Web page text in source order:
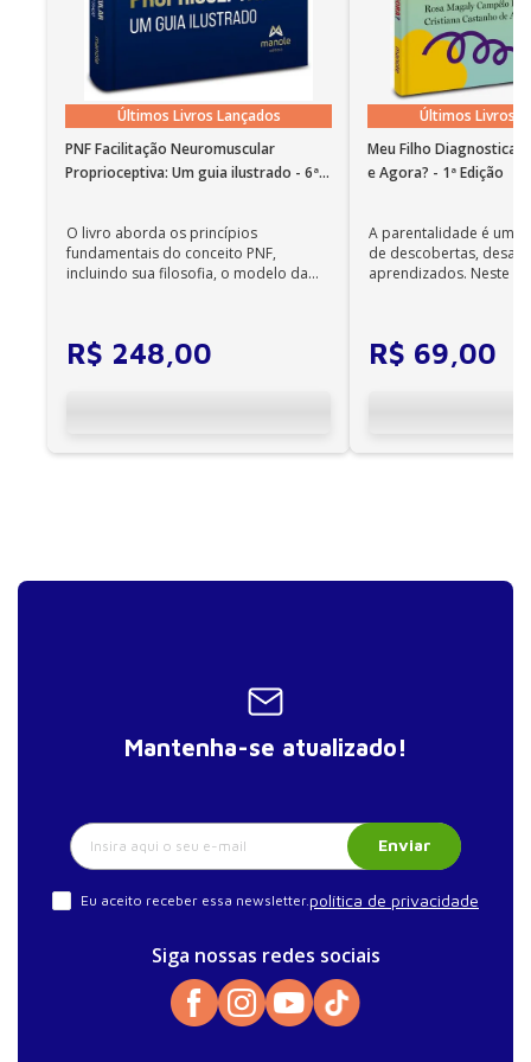
com voz sintetizada; • O recurso de leitura em
português funciona em instalações em nosso idioma
no Windows 7 SP1 ou superior e OS X 10.10 (Yosemite).
Observações importantes
• Em sistemas Linux e Windows Phone, seus e-books
podem ser acessados on-line; •
Não é permitida a impressão dos e-books;
Os e-books adquiridos no site da Editora Manole
não são compatíveis com os aplicativos e
dispositivos Kindle, Nook, Kobo e Lev;
Últimos Livros Lançados
PNF Facilitação Neuromuscular
Proprioceptiva: Um guia ilustrado - 6ª
O livro aborda os princípios
fundamentais do conceito PNF,
incluindo sua filosofia, o modelo da
R$ 248,00
Últimos Livros
Meu Filho
e Agora? - 1ª Edição
A parentalidade é uma
de descobertas,
aprendizados. Neste
R$ 69,00
Mantenha-se atualizado!
Enviar
Eu aceito receber essa newsletter. política de privacidade
Siga nossas redes sociais